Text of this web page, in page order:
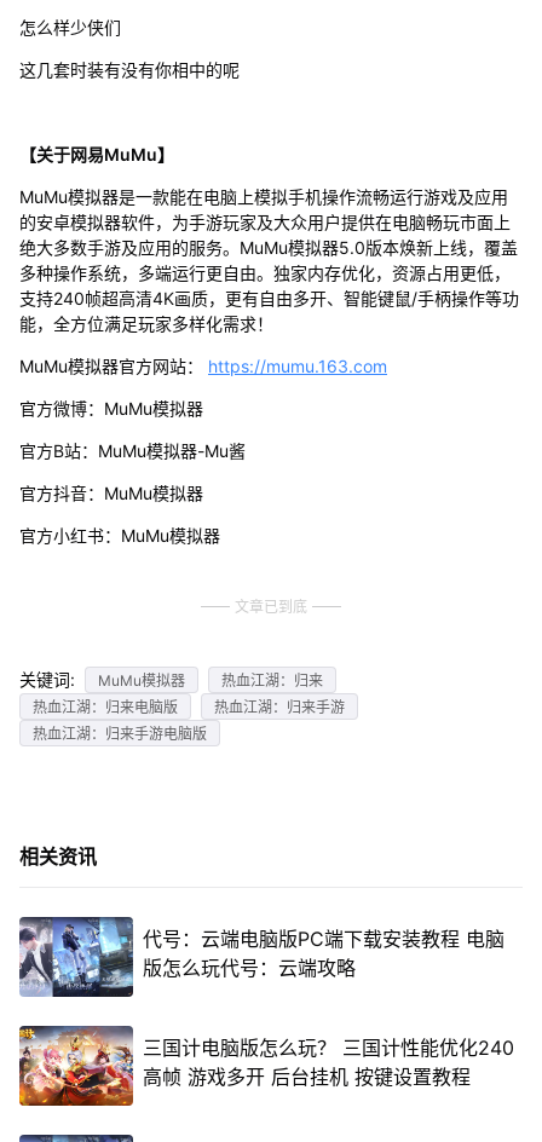
怎么样少侠们
这几套时装有没有你相中的呢
【关于网易MuMu】
MuMu模拟器是一款能在电脑上模拟手机操作流畅运行游戏及应用
的安卓模拟器软件，为手游玩家及大众用户提供在电脑畅玩市面上
绝大多数手游及应用的服务。MuMu模拟器5.0版本焕新上线，覆盖
多种操作系统，多端运行更自由。独家内存优化，资源占用更低，
支持240帧超高清4K画质，更有自由多开、智能键鼠/手柄操作等功
能，全方位满足玩家多样化需求！
MuMu模拟器官方网站： https://mumu.163.com
官方微博：MuMu模拟器
官方B站：MuMu模拟器-Mu酱
官方抖音：MuMu模拟器
官方小红书：MuMu模拟器
文章已到底
关键词: MuMu模拟器
热血江湖：归来
热血江湖：归来电脑版
热血江湖：归来手游
热血江湖：归来手游电脑版
相关资讯
代号：云端电脑版PC端下载安装教程 电脑
版怎么玩代号：云端攻略
三国计电脑版怎么玩？ 三国计性能优化240
高帧 游戏多开 后台挂机 按键设置教程